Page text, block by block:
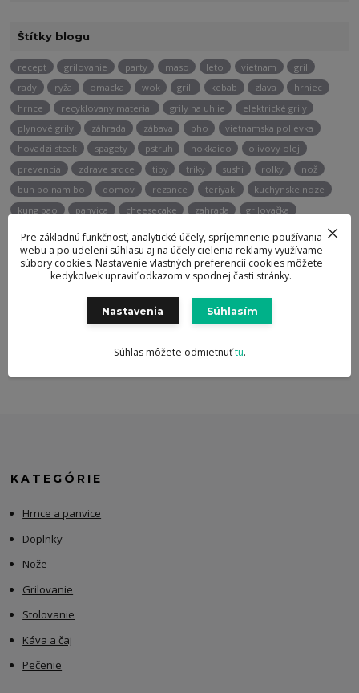
Štítky blogu
recept grilovanie party maso leto vietnam
gril
rady
ryža omacka wok grill kebab zlava
hrniec
hrnce
recyklovany material grily na uhlie
elektrické grily
plynové grily
záhrada zábava pho
vietnamska polievka
hovadzi steak
spagety pstruh hokkaido
olivovy olej
prevencia
zdrave srdce tipy triky sushi rolky
nož
bun bo nam bo
domov rezance teriyaki
kuchynske noze
kung pao
panvica cheesecake zahrada
grilovačka
Potrebujete poradiť?
+421 947 905 135
info@berghoff.sk
KATEGÓRIE
Hrnce a panvice
Doplnky
Nože
Grilovanie
Stolovanie
Káva a čaj
Pečenie
Pre základnú funkčnosť, analytické účely, spríjemnenie používania
webu a po udelení súhlasu aj na účely cielenia reklamy využívame
súbory cookies. Nastavenie vlastných preferencií cookies môžete
kedykoľvek upraviť odkazom v spodnej časti stránky.
Nastavenia Súhlasím
Súhlas môžete odmietnuťtu.